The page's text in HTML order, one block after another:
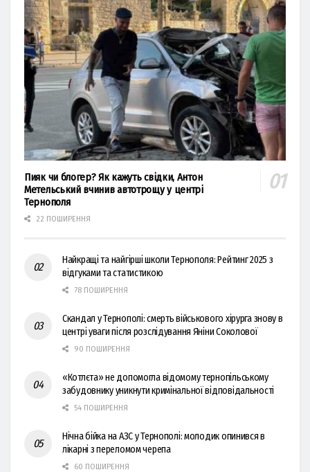
Пияк чи блогер? Як кажуть свідки, Антон
Метельський вчинив автотрощу у центрі
Тернополя
22 ПОШИРЕННЯ
Найкращі та найгірші школи Тернополя: Рейтинг 2025 з
відгуками та статистикою
78 ПОШИРЕННЯ
Скандал у Тернополі: смерть військового хірурга знову в
центрі уваги після розслідування Яніни Соколової
90 ПОШИРЕННЯ
«Котлєта» не допомогла відомому тернопільському
забудовнику уникнути кримінальної відповідальності
54 ПОШИРЕННЯ
Нічна бійка на АЗС у Тернополі: молодик опинився в
лікарні з переломом черепа
60 ПОШИРЕННЯ